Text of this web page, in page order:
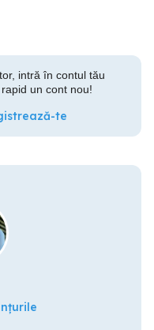
intră în contul tău
un cont nou!
te